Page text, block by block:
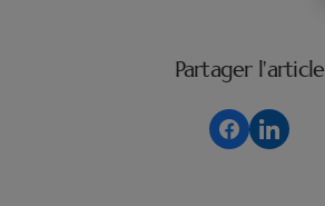
Partager l'article